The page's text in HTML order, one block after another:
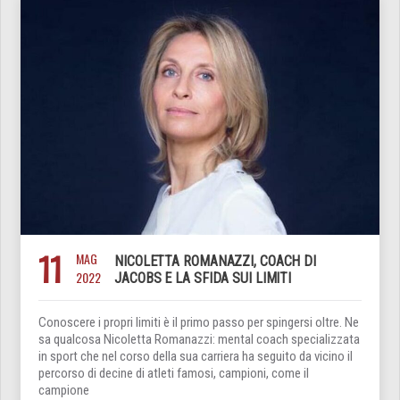
11
MAG
2022
NICOLETTA ROMANAZZI, COACH DI
JACOBS E LA SFIDA SUI LIMITI
Conoscere i propri limiti è il primo passo per spingersi oltre. Ne
sa qualcosa Nicoletta Romanazzi: mental coach specializzata
in sport che nel corso della sua carriera ha seguito da vicino il
percorso di decine di atleti famosi, campioni, come il
campione